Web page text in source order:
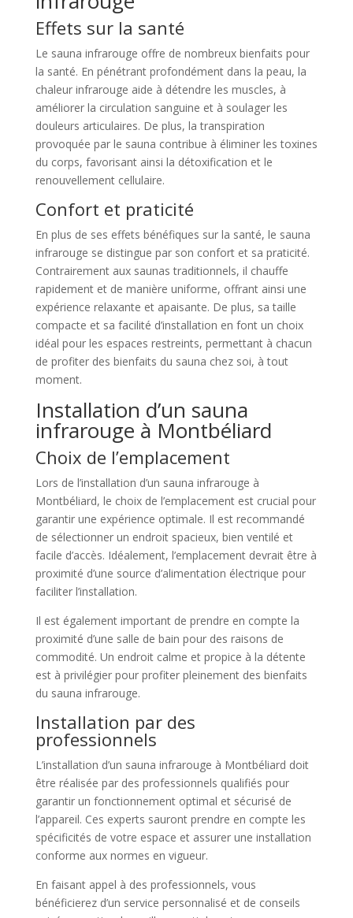
Effets sur la santé
Le sauna infrarouge offre de nombreux bienfaits pour
la santé. En pénétrant profondément dans la peau, la
chaleur infrarouge aide à détendre les muscles, à
améliorer la circulation sanguine et à soulager les
douleurs articulaires. De plus, la transpiration
provoquée par le sauna contribue à éliminer les toxines
du corps, favorisant ainsi la détoxification et le
renouvellement cellulaire.
Confort et praticité
En plus de ses effets bénéfiques sur la santé, le sauna
infrarouge se distingue par son confort et sa praticité.
Contrairement aux saunas traditionnels, il chauffe
rapidement et de manière uniforme, offrant ainsi une
expérience relaxante et apaisante. De plus, sa taille
compacte et sa facilité d’installation en font un choix
idéal pour les espaces restreints, permettant à chacun
de profiter des bienfaits du sauna chez soi, à tout
moment.
Installation d’un sauna
infrarouge à Montbéliard
Choix de l’emplacement
Lors de l’installation d’un sauna infrarouge à
Montbéliard, le choix de l’emplacement est crucial pour
garantir une expérience optimale. Il est recommandé
de sélectionner un endroit spacieux, bien ventilé et
facile d’accès. Idéalement, l’emplacement devrait être à
proximité d’une source d’alimentation électrique pour
faciliter l’installation.
Il est également important de prendre en compte la
proximité d’une salle de bain pour des raisons de
commodité. Un endroit calme et propice à la détente
est à privilégier pour profiter pleinement des bienfaits
du sauna infrarouge.
Installation par des
professionnels
L’installation d’un sauna infrarouge à Montbéliard doit
être réalisée par des professionnels qualifiés pour
garantir un fonctionnement optimal et sécurisé de
l’appareil. Ces experts sauront prendre en compte les
spécificités de votre espace et assurer une installation
conforme aux normes en vigueur.
En faisant appel à des professionnels, vous
bénéficierez d’un service personnalisé et de conseils